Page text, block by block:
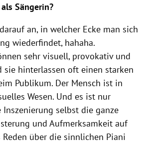
Sängerin?
an, in welcher Ecke man sich
wiederfindet, hahaha.
sehr visuell, provokativ und
sie hinterlassen oft einen starken
Publikum. Der Mensch ist in
Wesen. Und es ist nur
Inszenierung selbst die ganze
und Aufmerksamkeit auf
über die sinnlichen Piani